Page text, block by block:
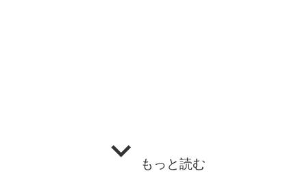
もっと読む